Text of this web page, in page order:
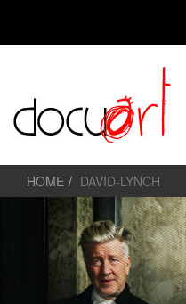
HOME DAVID-LYNCH